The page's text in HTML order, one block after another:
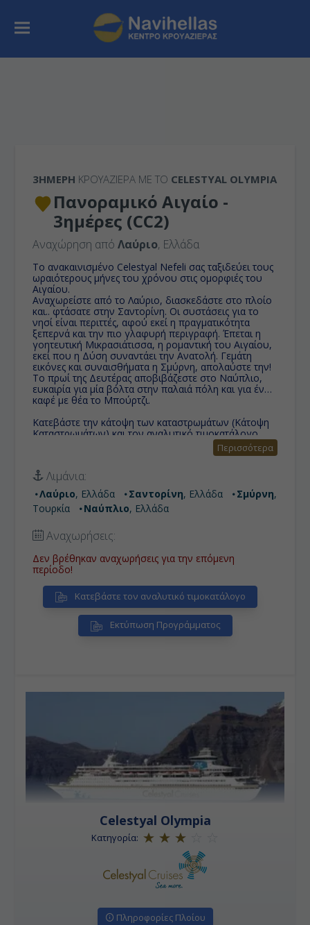
3ΉΜΕΡΗ ΚΡΟΥΑΖΙΕΡΑ ΜΕ ΤΟ CELESTYAL OLYMPIA
Πανοραμικό Αιγαίο -
3ημέρες (CC2)
Αναχώρηση απόΛαύριο, Ελλάδα
To ανακαινισμένο Celestyal Nefeli σας ταξιδεύει τους
ωραιότερους μήνες του χρόνου στις ομορφιές του
Αιγαίου.
Αναχωρείστε από το Λαύριο, διασκεδάστε στο πλοίο
και.. φτάσατε στην Σαντορίνη. Οι συστάσεις για το
νησί είναι περιττές, αφού εκεί η πραγματικότητα
ξεπερνά και την πιο γλαφυρή περιγραφή. Έπεται η
γοητευτική Μικρασιάτισσα, η ρομαντική του Αιγαίου,
εκεί που η Δύση συναντάει την Ανατολή. Γεμάτη
εικόνες και συναισθήματα η Σμύρνη, απολαύστε την!
Το πρωί της Δευτέρας αποβιβάζεστε στο Ναύπλιο,
ευκαιρία για μία βόλτα στην παλαιά πόλη και για έναν
καφέ με θέα το Μπούρτζι.
Κατεβάστε την κάτοψη των καταστρωμάτων (Κάτοψη
Καταστρωμάτων) και τον αναλυτικό τιμοκατάλογο
Αναλυτικός Τιμοκατάλογος)
Τα παιδιά έως 16 ετών σαν 3ο ή 4ο άτομο, εφόσον
μοιράζονται την καμπίνα με 2 ενήλικες, πληρώνουν
μόνο λιμενικά έξοδα Euro112(περιλαμβάνονται
φιλοδωρήματα& πακέτο μη αλκοολούχων ποτών).
περιορισμένο αριθμό καμπινών ανά κατηγορία και
περιλαμβάνει επίσης
Έφεσσο στο Κουσάντασι και απεριόριστη
κατανάλωση ποτών!
Περισσότερα
Λιμάνια:
Λαύριο, Ελλάδα Σαντορίνη, Ελλάδα Σμύρνη,
Τουρκία
Ναύπλιο, Ελλάδα
Αναχωρήσεις:
Δεν βρέθηκαν αναχωρήσεις για την επόμενη
περίοδο!
Κατεβάστε τον αναλυτικό τιμοκατάλογο
Εκτύπωση Προγράμματος
Celestyal Olympia
Κατηγορία:
Πληροφορίες Πλοίου